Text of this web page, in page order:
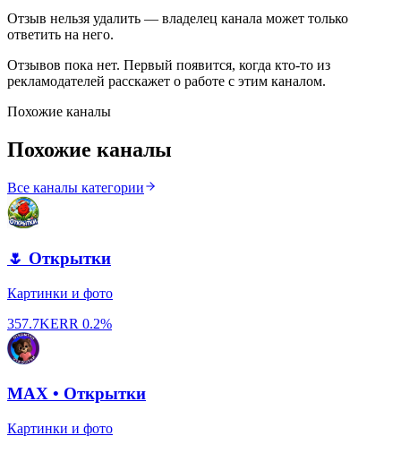
Отзыв нельзя удалить — владелец канала может только
ответить на него.
Отзывов пока нет. Первый появится, когда кто-то из
рекламодателей расскажет о работе с этим каналом.
Похожие каналы
Похожие каналы
Все каналы категории
🌷 Открытки
Картинки и фото
357.7KERR 0.2%
MAX • Открытки
Картинки и фото